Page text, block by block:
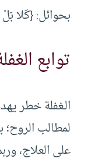
بحوائل: {كَلا
توابع
الـغفلة خطر
لمطالب
على العلاج،